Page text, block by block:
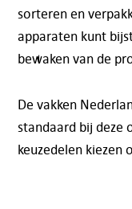
sorteren en
apparaten kunt
bewaken van de
De vakken
standaard bij deze
keuzedelen kiezen